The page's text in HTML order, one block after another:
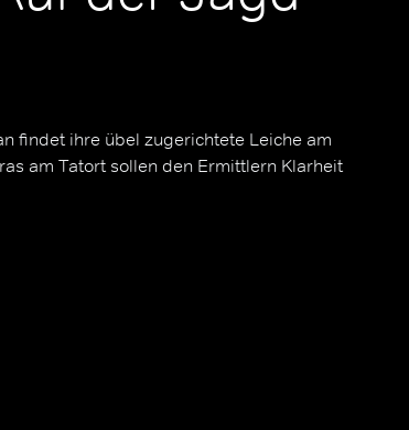
findet ihre übel zugerichtete Leiche am
am Tatort sollen den Ermittlern Klarheit